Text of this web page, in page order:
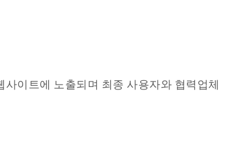
이트에 노출되며 최종 사용자와 협력업체